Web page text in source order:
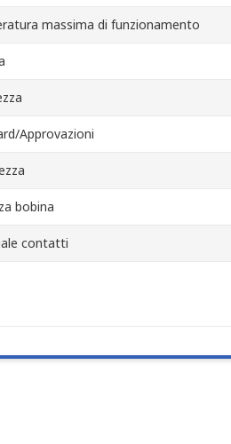
massima di funzionamento
Approvazioni
bobina
contatti